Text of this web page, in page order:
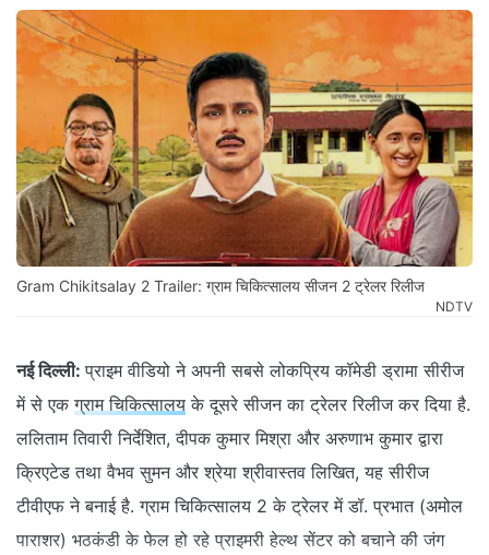
Gram Chikitsalay 2 Trailer: ग्राम चिकित्सालय सीजन 2 ट्रेलर रिलीज
NDTV
नई दिल्ली: प्राइम वीडियो ने अपनी सबसे लोकप्रिय कॉमेडी ड्रामा सीरीज
में से एकग्राम चिकित्सालय के दूसरे सीजन का ट्रेलर रिलीज कर दिया है.
ललिताम तिवारी निर्देशित, दीपक कुमार मिश्रा और अरुणाभ कुमार द्वारा
क्रिएटेड तथा वैभव सुमन और श्रेया श्रीवास्तव लिखित, यह सीरीज
टीवीएफ ने बनाई है. ग्राम चिकित्सालय 2 के ट्रेलर में डॉ. प्रभात (अमोल
पाराशर) भठकंडी के फेल हो रहे प्राइमरी हेल्थ सेंटर को बचाने की जंग